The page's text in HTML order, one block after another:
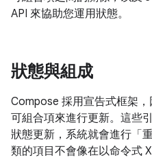
API 來協助您運用狀態。
狀態與組成
Compose 採用宣告式框架
可組合項來進行更新。這些
狀態更新，系統就會進行「重
類的項目不會像在以命令式